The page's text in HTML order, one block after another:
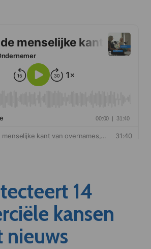
14
kansen
nieuws